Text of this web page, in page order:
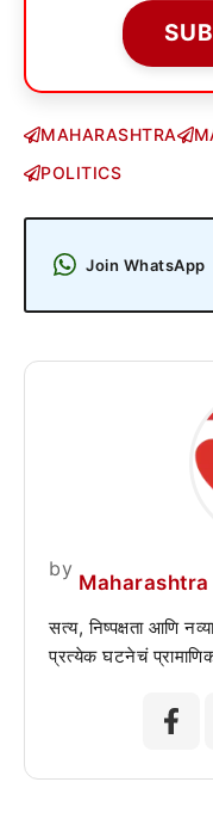
MAHARASHTRA
POLITICS
Join WhatsApp
by
Maharashtra
सत्य, निष्पक्षता आणि
प्रत्येक घटनेचं